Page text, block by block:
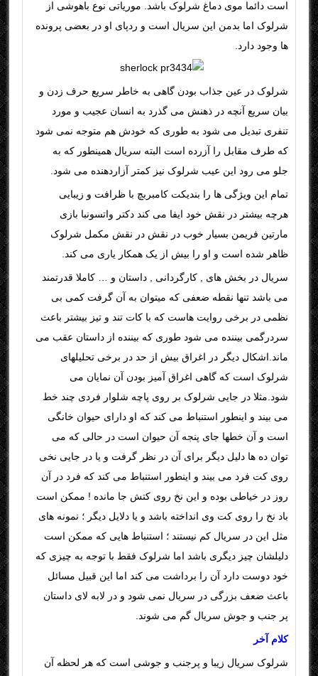
است دائما موی دماغ شرلوک باشد. موریاتی نوع باهوشی از
شرلوک اما بدمن این سریال است و ردپای او در بعضی پرونده
ها وجود دارد.
شرلوک در عین جذاب بودن گاهی به خاطر سریع حرف زدن و
بیان سریع آنچه در ذهنش می گذرد به انسان عجیب و مورد
تنفری تبدیل می شود به طوری که خودش هم متوجه نمی شود
که طرف مقابل را آزرده است البته سریال همینطور که به
جلو می رود این عیب شرلوک نیز کمتر آزاردهنده می شود.
تمام این ویژگی ها را بندیکت کامبربچ با ظرافت و زیبایی
هرچه بیشتر در نقش خود ایفا می کند دکتر واتسونبا بازی
مارتین فریمن بسیار خوب در نقش در نقش مکمل شرلوک
ظاهر شده است و او را بیش از یک همکار یاری می کند.
سریال در بخش های , کارگردانی , داستان و … کاملا قدرتمند
می باشد تنها نقطه ضعفی که میتوان به آن گرفت کمی بی
نظمی در برخی روایت هاست که با کات تند و تیز بیشتر باعث
سردرگمی بیننده می شود طوری که بیننده از داستان عقب می
ماند.اشکال دیگر در اغراق بیش از حد در برخی تحلیلهای
شرلوک است که گاهی اغراق آمیز بودن آن نمایان می
شود.مثلا در جایی شرلوک بر روی پاچه شلوار فردی چند خط
می بیند و اینطور استنباط می کند که او دارای حیوان خانگی
است و آن خطها جای پنجه آن حیوان است در حالی که می
توان ده ها دلیل دیگر برای آن در نظر گرفت و یا در جایی نخی
روی کت فرد می بیند و اینطور استنباط می کند که فرد در آن
روز در خیاطی بوده و این نخ روی کتش جا مانده ! ممکن است
باد نخ را روی کت وی انداخته باشد و یا دلایل دیگر ؛ نمونه های
مثل این در سریال کم نیستند ؛ استنباط هایی که ممکن است
دلیلشان چیز دیگری باشد اما شرلوک فقط با توجه به چیزی که
خود دوست دارد آن را برداشت می کند اما این قبیل مسائل
باعث ضعف بزرگی در سریال نمی شود و در لابه لای داستان
پر جنب و جوش سریال گم می شوند.
کلام آخر
شرلوک سریال زیبا و پرجنب و جوشی است که هر لحظه آن